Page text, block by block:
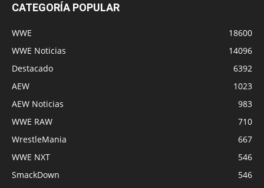
CATEGORÍA POPULAR
WWE
18600
WWE Noticias
14096
Destacado
6392
AEW
1023
AEW Noticias
983
WWE RAW
710
WrestleMania
667
WWE NXT
546
SmackDown
546